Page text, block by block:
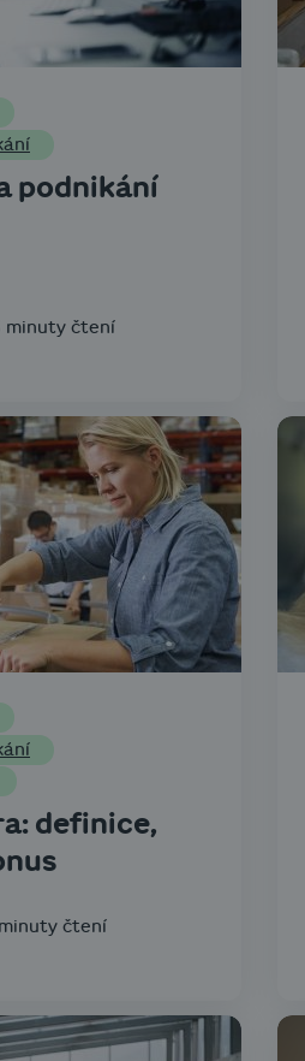
podnikání
minuty čtení
definice,
čtení